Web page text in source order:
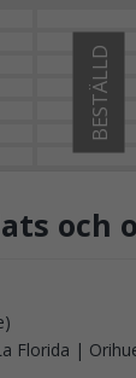
BESTÄLLD
och
Florida |